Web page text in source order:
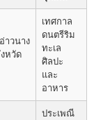
าวนาง
หวัด
เทศกาล
ดนตรีริม
ทะเล
ศิลปะ
และ
อาหาร
ประเพณี